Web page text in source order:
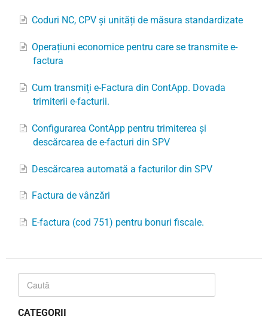
Începe gratuit
Coduri NC, CPV și unități de măsura standardizate
Operațiuni economice pentru care se transmite e-
factura
Cum transmiți e-Factura din ContApp. Dovada
trimiterii e-facturii.
Configurarea ContApp pentru trimiterea și
descărcarea de e-facturi din SPV
Descărcarea automată a facturilor din SPV
Factura de vânzări
E-factura (cod 751) pentru bonuri fiscale.
CATEGORII